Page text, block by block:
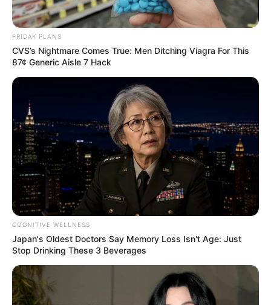
FRIDAY PLANS
CVS’s Nightmare Comes True: Men Ditching Viagra For This
87¢ Generic Aisle 7 Hack
COGNITIVE WELLNESS
Japan's Oldest Doctors Say Memory Loss Isn't Age: Just
Stop Drinking These 3 Beverages